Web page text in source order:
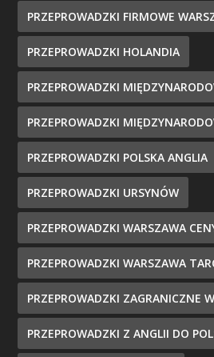
PRZEPROWADZKI FIRMOWE
PRZEPROWADZKI HOLANDIA
PRZEPROWADZKI
PRZEPROWADZKI
PRZEPROWADZKI POLSKA ANGLIA
PRZEPROWADZKI URSYNÓW
PRZEPROWADZKI WARSZAWA
PRZEPROWADZKI WARSZAWA
PRZEPROWADZKI ZAGRANICZNE
PRZEPROWADZKI Z ANGLII DO